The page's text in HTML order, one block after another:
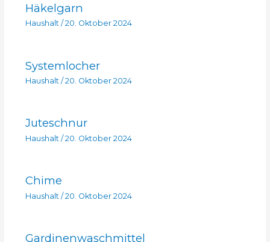
Häkelgarn
Haushalt/ 20. Oktober 2024
Systemlocher
Haushalt / 20. Oktober 2024
Juteschnur
Haushalt / 20. Oktober 2024
Chime
Haushalt /20. Oktober 2024
Gardinenwaschmittel